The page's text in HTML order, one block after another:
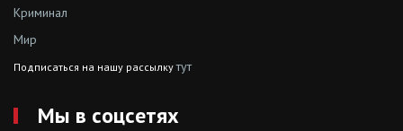
Криминал
Мир
Подписаться на нашу рассылкутут
Мы в соцсетях